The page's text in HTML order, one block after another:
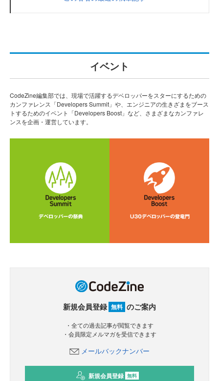
イベント
CodeZine編集部では、現場で活躍するデベロッパーをスターにするための
カンファレンス「Developers Summit」や、エンジニアの生きざまをブース
トするためのイベント「Developers Boost」など、さまざまなカンファレ
ンスを企画・運営しています。
新規会員登録 無料 のご案内
・全ての過去記事が閲覧できます
・会員限定メルマガを受信できます
メールバックナンバー
新規会員登録 無料